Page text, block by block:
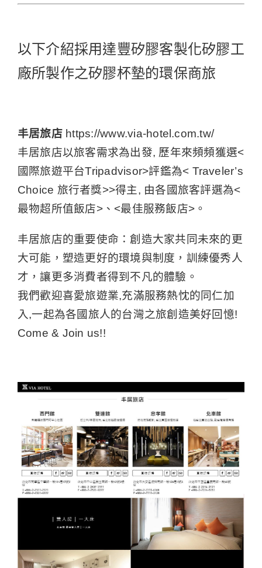
以下介紹採用達豐矽膠客製化矽膠工
廠所製作之矽膠杯墊的環保商旅
丰居旅店 https://www.via-hotel.com.tw/
丰居旅店以旅客需求為出發, 歷年來頻頻獲選<
國際旅遊平台Tripadvisor>評鑑為< Traveler’s
Choice 旅行者獎>>得主, 由各國旅客評選為<
最物超所值飯店>、<最佳服務飯店>。
丰居旅店的重要使命：創造大家共同未來的更
大可能，塑造更好的環境與制度，訓練優秀人
才，讓更多消費者得到不凡的體驗。
我們歡迎喜愛旅遊業,充滿服務熱忱的同仁加
入,一起為各國旅人的台灣之旅創造美好回憶!
Come & Join us!!